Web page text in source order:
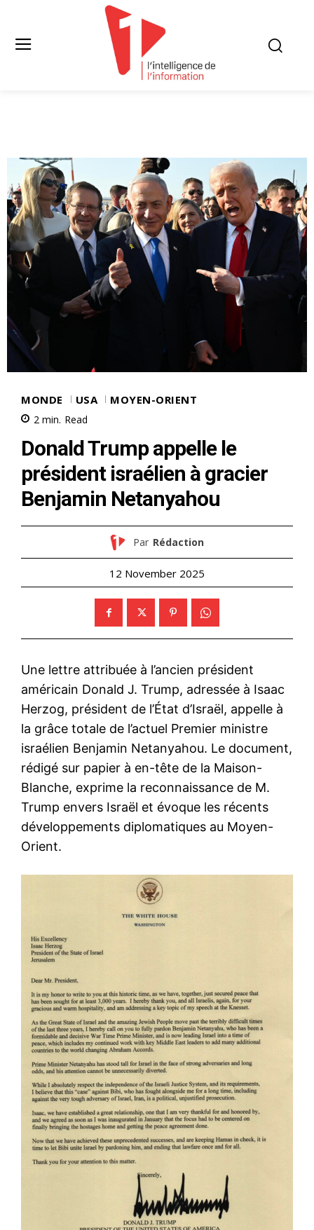
MONDE USA MOYEN-ORIENT
2 min. Read
Donald Trump appelle le
président israélien à gracier
Benjamin Netanyahou
Par Rédaction
12 November 2025
Une lettre attribuée à l’ancien président
américain Donald J. Trump, adressée à Isaac
Herzog, président de l’État d’Israël, appelle à
la grâce totale de l’actuel Premier ministre
israélien Benjamin Netanyahou. Le document,
rédigé sur papier à en-tête de la Maison-
Blanche, exprime la reconnaissance de M.
Trump envers Israël et évoque les récents
développements diplomatiques au Moyen-
Orient.